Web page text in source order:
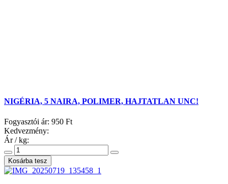
NIGÉRIA, 5 NAIRA, POLIMER, HAJTATLAN UNC!
Fogyasztói ár: 950 Ft
Kedvezmény:
Ár / kg: